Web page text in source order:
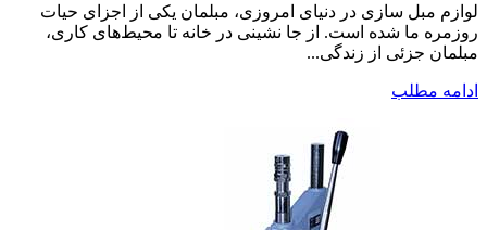
لوازم مبل سازی در دنیای امروزی، مبلمان یکی از اجزای حیات
روزمره ما شده است. از جا نشینی در خانه تا محیط‌های کاری،
مبلمان جزئی از زندگی...
ادامه مطلب